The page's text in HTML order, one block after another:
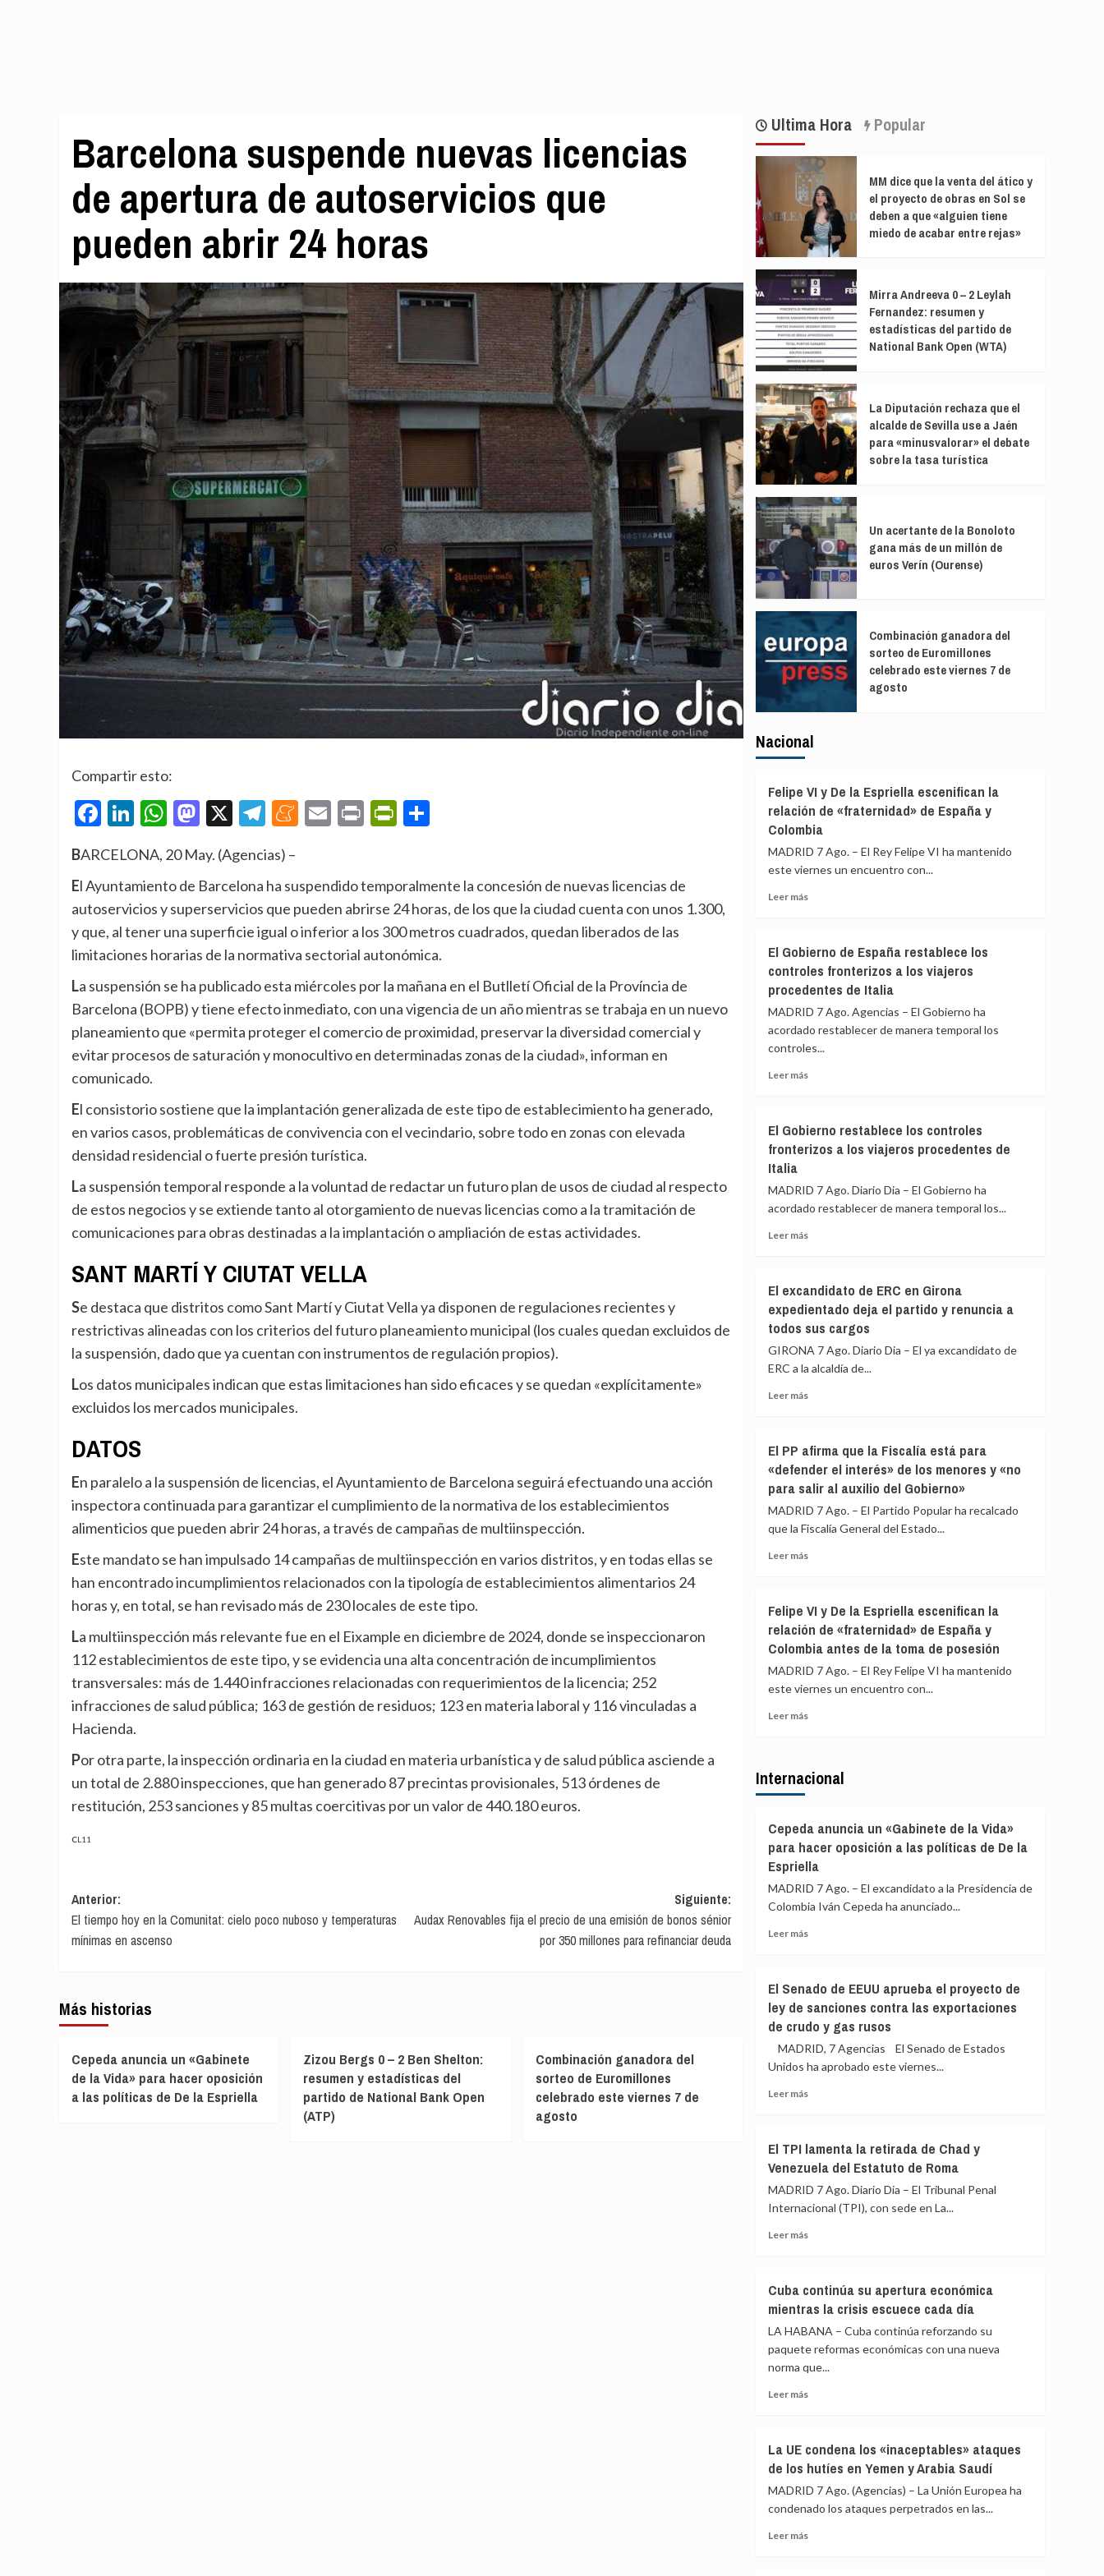
Barcelona suspende nuevas licencias
de apertura de autoservicios que
pueden abrir 24 horas
Compartir esto:
Facebook
LinkedIn
WhatsApp
Mastodon
X Telegram
Meneame
EmailPrintPrintFriendly
BARCELONA, 20 May. (Agencias) –
El Ayuntamiento de Barcelona ha suspendido temporalmente la concesión de nuevas licencias de
autoservicios y superservicios que pueden abrirse 24 horas, de los que la ciudad cuenta con unos 1.300,
y que, al tener una superficie igual o inferior a los 300 metros cuadrados, quedan liberados de las
limitaciones horarias de la normativa sectorial autonómica.
La suspensión se ha publicado esta miércoles por la mañana en el Butlletí Oficial de la Província de
Barcelona (BOPB) y tiene efecto inmediato, con una vigencia de un año mientras se trabaja en un nuevo
planeamiento que «permita proteger el comercio de proximidad, preservar la diversidad comercial y
evitar procesos de saturación y monocultivo en determinadas zonas de la ciudad», informan en
comunicado.
El consistorio sostiene que la implantación generalizada de este tipo de establecimiento ha generado,
en varios casos, problemáticas de convivencia con el vecindario, sobre todo en zonas con elevada
densidad residencial o fuerte presión turística.
La suspensión temporal responde a la voluntad de redactar un futuro plan de usos de ciudad al respecto
de estos negocios y se extiende tanto al otorgamiento de nuevas licencias como a la tramitación de
comunicaciones para obras destinadas a la implantación o ampliación de estas actividades.
SANT MARTÍ Y CIUTAT VELLA
Se destaca que distritos como Sant Martí y Ciutat Vella ya disponen de regulaciones recientes y
restrictivas alineadas con los criterios del futuro planeamiento municipal (los cuales quedan excluidos de
la suspensión, dado que ya cuentan con instrumentos de regulación propios).
Los datos municipales indican que estas limitaciones han sido eficaces y se quedan «explícitamente»
excluidos los mercados municipales.
DATOS
En paralelo a la suspensión de licencias, el Ayuntamiento de Barcelona seguirá efectuando una acción
inspectora continuada para garantizar el cumplimiento de la normativa de los establecimientos
alimenticios que pueden abrir 24 horas, a través de campañas de multiinspección.
Este mandato se han impulsado 14 campañas de multiinspección en varios distritos, y en todas ellas se
han encontrado incumplimientos relacionados con la tipología de establecimientos alimentarios 24
horas y, en total, se han revisado más de 230 locales de este tipo.
La multiinspección más relevante fue en el Eixample en diciembre de 2024, donde se inspeccionaron
112 establecimientos de este tipo, y se evidencia una alta concentración de incumplimientos
transversales: más de 1.440 infracciones relacionadas con requerimientos de la licencia; 252
infracciones de salud pública; 163 de gestión de residuos; 123 en materia laboral y 116 vinculadas a
Hacienda.
Por otra parte, la inspección ordinaria en la ciudad en materia urbanística y de salud pública asciende a
un total de 2.880 inspecciones, que han generado 87 precintas provisionales, 513 órdenes de
restitución, 253 sanciones y 85 multas coercitivas por un valor de 440.180 euros.
CL11
Navegación
de
entradas
Anterior:
El tiempo hoy en la Comunitat: cielo poco nuboso y temperaturas
mínimas en ascenso
Siguiente:
Audax Renovables fija el precio de una emisión de bonos sénior
por 350 millones para refinanciar deuda
Más historias
Cepeda anuncia un «Gabinete
de la Vida» para hacer oposición
a las políticas de De la Espriella
Zizou Bergs 0 – 2 Ben Shelton:
resumen y estadísticas del
partido de National Bank Open
(ATP)
Combinación ganadora del
sorteo de Euromillones
celebrado este viernes 7 de
agosto
Ultima Hora Popular
MM dice que la venta del ático y
el proyecto de obras en Sol se
deben a que «alguien tiene
miedo de acabar entre rejas»
Mirra Andreeva 0 – 2 Leylah
Fernandez: resumen y
estadísticas del partido de
National Bank Open (WTA)
La Diputación rechaza que el
alcalde de Sevilla use a Jaén
para «minusvalorar» el debate
sobre la tasa turística
Un acertante de la Bonoloto
gana más de un millón de
euros Verín (Ourense)
Combinación ganadora del
sorteo de Euromillones
celebrado este viernes 7 de
agosto
Nacional
Felipe VI y De la Espriella escenifican la
relación de «fraternidad» de España y
Colombia
MADRID 7 Ago. – El Rey Felipe VI ha mantenido
este viernes un encuentro con...
Leer másLeer
VI
y
De
Espriella
escenifican
la
de
España
y
El Gobierno de España restablece los
controles fronterizos a los viajeros
procedentes de Italia
MADRID 7 Ago. Agencias – El Gobierno ha
acordado restablecer de manera temporal los
controles...
Leer másLeer
Gobierno
de
los
controles
procedentes
de
El Gobierno restablece los controles
fronterizos a los viajeros procedentes de
Italia
MADRID 7 Ago. Diario Dia – El Gobierno ha
acordado restablecer de manera temporal los...
Leer másLeer
Gobierno
restablece
los
fronterizos
a
Italia
El excandidato de ERC en Girona
expedientado deja el partido y renuncia a
todos sus cargos
GIRONA 7 Ago. Diario Dia – El ya excandidato de
ERC a la alcaldía de...
Leer másLeer
excandidato
de
ERC
Girona
expedientado
renuncia
a
todos
cargos
El PP afirma que la Fiscalía está para
«defender el interés» de los menores y «no
para salir al auxilio del Gobierno»
MADRID 7 Ago. – El Partido Popular ha recalcado
que la Fiscalía General del Estado...
Leer másLeer
PP
afirma
que
Fiscalía
está
de
los
«no
para
salir
auxilio
del
Felipe VI y De la Espriella escenifican la
relación de «fraternidad» de España y
Colombia antes de la toma de posesión
MADRID 7 Ago. – El Rey Felipe VI ha mantenido
este viernes un encuentro con...
Leer másLeer
VI
escenifican
la
relación
de
«fraternidad»
de
antes
de
la
de
posesión
Internacional
Cepeda anuncia un «Gabinete de la Vida»
para hacer oposición a las políticas de De la
Espriella
MADRID 7 Ago. – El excandidato a la Presidencia de
Colombia Iván Cepeda ha anunciado...
Leer másLeer
anuncia
un
«Gabinete
la
Vida»
las
políticas
De
la
El Senado de EEUU aprueba el proyecto de
ley de sanciones contra las exportaciones
de crudo y gas rusos
MADRID, 7 Agencias El Senado de Estados
Unidos ha aprobado este viernes...
Leer másLeer
Senado
de
EEUU
el
proyecto
sanciones
contra
las
de
crudo
El TPI lamenta la retirada de Chad y
Venezuela del Estatuto de Roma
MADRID 7 Ago. Diario Dia – El Tribunal Penal
Internacional (TPI), con sede en La...
Leer másLeer
TPI
lamenta
la
de
Chad
de
Roma
Cuba continúa su apertura económica
mientras la crisis escuece cada día
LA HABANA – Cuba continúa reforzando su
paquete reformas económicas con una nueva
norma que...
Leer másLeer
continúa
su
apertura
mientras
la
La UE condena los «inaceptables» ataques
de los hutíes en Yemen y Arabia Saudí
MADRID 7 Ago. (Agencias) – La Unión Europea ha
condenado los ataques perpetrados en las...
Leer másLeer